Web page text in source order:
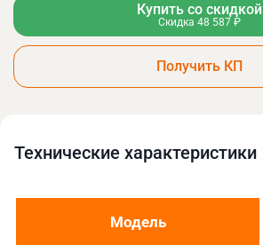
Купить со скидкой
Скидка 48 587 ₽
Получить КП
Технические xарактеристики
Модель